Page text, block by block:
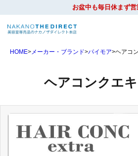
お盆中も毎日休まず営
HOME メーカー・ブランド パイモア ヘアコ
ヘアコンクエ